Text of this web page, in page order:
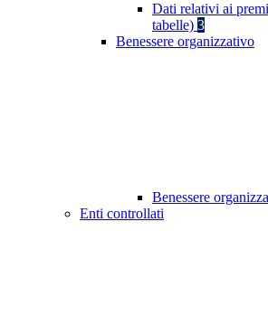
Dati relativi ai
tabelle) 3
Benessere organizzativo
Benessere
Enti controllati